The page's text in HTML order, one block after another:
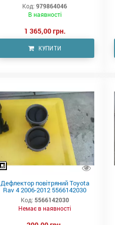
Код: 979864046
В наявності
1 365,00 грн.
КУПИТИ
Дефлектор повітряний Toyota
Rav 4 2006-2012 5566142030
Код: 5566142030
Немає в наявності